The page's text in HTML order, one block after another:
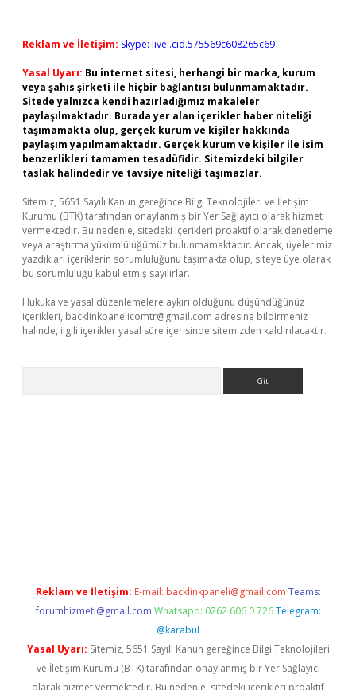
Reklam ve İletişim: Skype: live:.cid.575569c608265c69
Yasal Uyarı: Bu internet sitesi, herhangi bir marka, kurum
veya şahıs şirketi ile hiçbir bağlantısı bulunmamaktadır.
Sitede yalnızca kendi hazırladığımız makaleler
paylaşılmaktadır. Burada yer alan içerikler haber niteliği
taşımamakta olup, gerçek kurum ve kişiler hakkında
paylaşım yapılmamaktadır. Gerçek kurum ve kişiler ile isim
benzerlikleri tamamen tesadüfidir. Sitemizdeki bilgiler
taslak halindedir ve tavsiye niteliği taşımazlar.
Sitemiz, 5651 Sayılı Kanun gereğince Bilgi Teknolojileri ve İletişim
Kurumu (BTK) tarafından onaylanmış bir Yer Sağlayıcı olarak hizmet
vermektedir. Bu nedenle, sitedeki içerikleri proaktif olarak denetleme
veya araştırma yükümlülüğümüz bulunmamaktadır. Ancak, üyelerimiz
yazdıkları içeriklerin sorumluluğunu taşımakta olup, siteye üye olarak
bu sorumluluğu kabul etmiş sayılırlar.
Hukuka ve yasal düzenlemelere aykırı olduğunu düşündüğünüz
içerikleri, backlinkpanelicomtr@gmail.com adresine bildirmeniz
halinde, ilgili içerikler yasal süre içerisinde sitemizden kaldırılacaktır.
Reklam ve İletişim: E-mail: backlinkpaneli@gmail.com Teams:
forumhizmeti@gmail.com Whatsapp: 0262 606 0 726 Telegram:
@karabul
Yasal Uyarı: Sitemiz, 5651 Sayılı Kanun gereğince Bilgi Teknolojileri
ve İletişim Kurumu (BTK) tarafından onaylanmış bir Yer Sağlayıcı
olarak hizmet vermektedir. Bu nedenle, sitedeki içerikleri proaktif